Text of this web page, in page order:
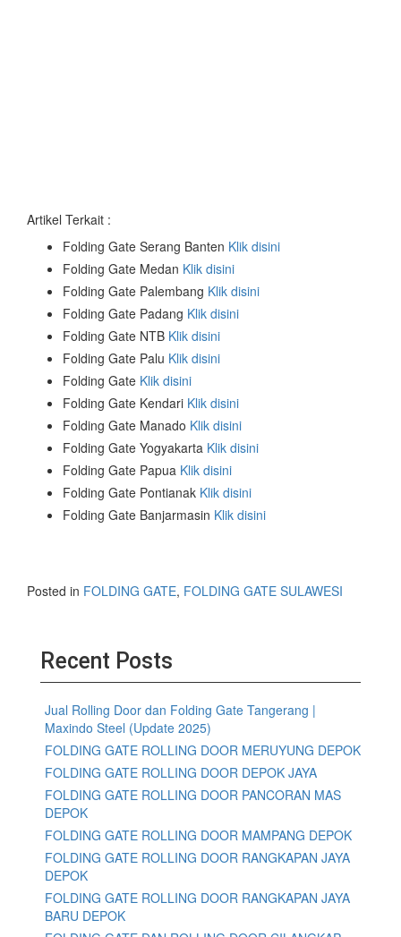
Artikel Terkait :
Folding Gate Serang Banten Klik disini
Folding Gate Medan Klik disini
Folding Gate Palembang Klik disini
Folding Gate Padang Klik disini
Folding Gate NTB Klik disini
Folding Gate Palu Klik disini
Folding Gate Klik disini
Folding Gate Kendari Klik disini
Folding Gate Manado Klik disini
Folding Gate Yogyakarta Klik disini
Folding Gate Papua Klik disini
Folding Gate Pontianak Klik disini
Folding Gate Banjarmasin Klik disini
Posted in FOLDING GATE, FOLDING GATE SULAWESI
Recent Posts
Jual Rolling Door dan Folding Gate Tangerang |
Maxindo Steel (Update 2025)
FOLDING GATE ROLLING DOOR MERUYUNG DEPOK
FOLDING GATE ROLLING DOOR DEPOK JAYA
FOLDING GATE ROLLING DOOR PANCORAN MAS
DEPOK
FOLDING GATE ROLLING DOOR MAMPANG DEPOK
FOLDING GATE ROLLING DOOR RANGKAPAN JAYA
DEPOK
FOLDING GATE ROLLING DOOR RANGKAPAN JAYA
BARU DEPOK